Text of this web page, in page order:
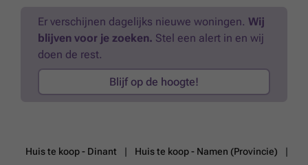
keuken met ingebouwde kasten. Buiten: prachtig terras.
Meer weten?
Er verschijnen dagelijks nieuwe woningen. Wij
blijven voor je zoeken. Stel een alert in en wij
doen de rest.
Blijf op de hoogte!
Huis te koop - Dinant
Huis te koop - Namen (Provincie)